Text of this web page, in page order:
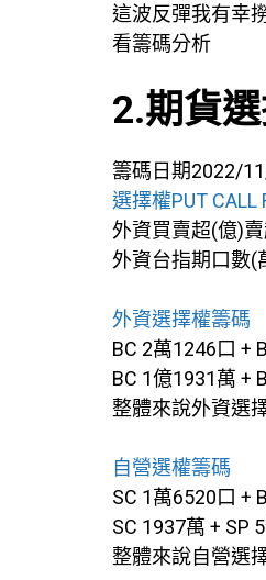
這波反彈我有幸
看籌碼分析
2.期貨
籌碼日期2022/
選擇權PUT CALL
外資買賣超(億)
外資台指期口數(
外資選擇權籌碼
BC 2萬1246口 +
BC 1億1931萬 +
整體來說外資選
自營選權籌碼
SC 1萬6520口 +
SC 1937萬 + SP
整體來說自營選